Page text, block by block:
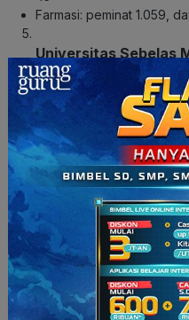
Farmasi: peminat 1.059,
Universitas Sebelas
Kedokteran: peminat
Psikologi: peminat 2.093,
Informatika: peminat
Farmasi: peminat 1.581,
Teknik Sipil: peminat
Jurusan Soshum
SBMPTN
Universitas Gadjah
Psikologi: peminat 3.655,
Hukum: peminat 3.575,